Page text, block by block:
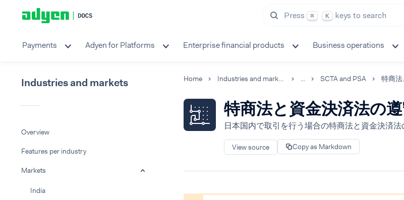
Press ⌘ K keys to search
Payments Adyen for Platforms Enterprise financial products Business operations
Industries and markets
Overview
Features per industry
Markets
India
Home Industries and markets ... SCTA and PSA 特商
特商法と資金決済法の
日本国内で取引を行う場合の特商法と資金決済
View source Copy as Markdown